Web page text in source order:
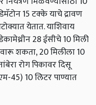
15 टक्के याचे द्रावण
येतात. याशिवाय
28 ईसीचे 10 मिली
शकता, 20 मिलीला 10
रोग पिकावर दिसू
45) 10 लिटर पाण्यात